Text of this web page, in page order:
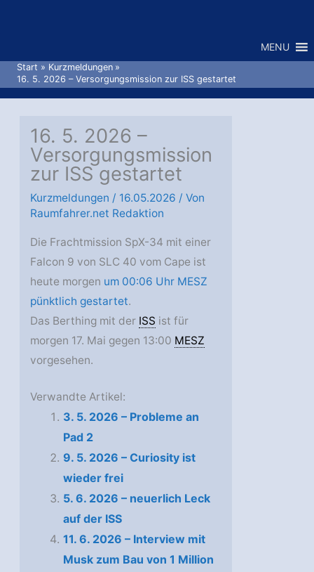
MENU
Start
Kurzmeldungen
16. 5. 2026 – Versorgungsmission zur ISS gestartet
16. 5. 2026 –
Versorgungsmission
zur ISS gestartet
Kurzmeldungen / 16.05.2026 / Von
Raumfahrer.net Redaktion
Die Frachtmission SpX-34 mit einer
Falcon 9 von SLC 40 vom Cape ist
heute morgen um 00:06 Uhr MESZ
pünktlich gestartet.
Das Berthing mit der ISS ist für
morgen 17. Mai gegen 13:00 MESZ
vorgesehen.
Verwandte Artikel:
3. 5. 2026 – Probleme an
Pad 2
9. 5. 2026 – Curiosity ist
wieder frei
5. 6. 2026 – neuerlich Leck
auf der ISS
11. 6. 2026 – Interview mit
Musk zum Bau von 1 Million